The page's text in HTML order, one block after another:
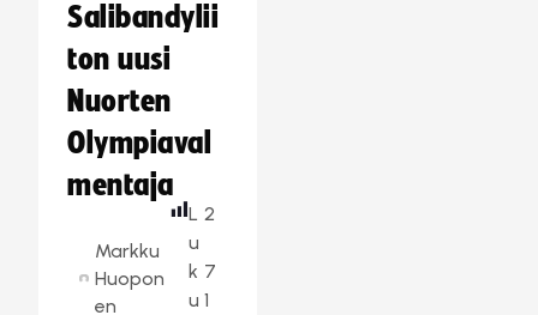
Salibandylii
ton uusi
Nuorten
Olympiaval
mentaja
Markku
Huopon
en
L
u
k
u
2
7
1